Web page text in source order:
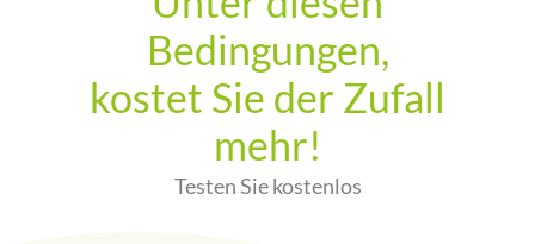
Bedingungen,
kostet Sie der Zufall
mehr!
Testen Sie kostenlos